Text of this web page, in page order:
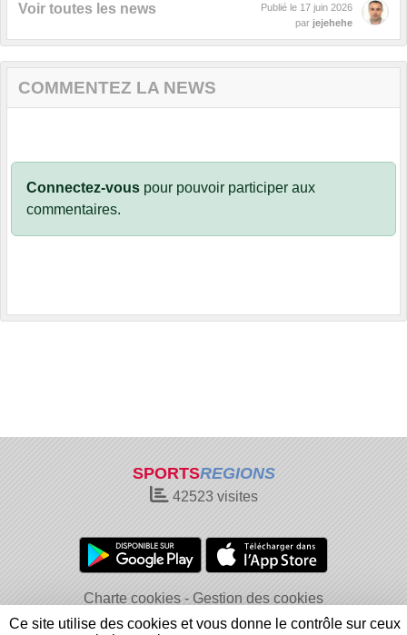
Voir toutes les news Publié le 17 juin 2026
par jejehehe
COMMENTEZ LA NEWS
Connectez-vous pour pouvoir participer aux
commentaires.
SPORTSREGIONS
42523visites
Charte cookies
Gestion des cookies
Informations légales
Signaler un contenu inapproprié
Ce site utilise des cookies et vous donne le contrôle sur ceux